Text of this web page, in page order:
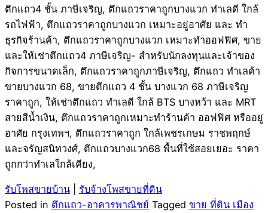
ตึกแถว4 ชั้น ภาษีเจริญ, ตึกแถวราคาถูกบางแวก ทำเลดี ใกล้
รถไฟฟ้า, ตึกแถวราคาถูกบางแวก เหมาะอยู่อาศัย และ ทำ
ธุรกิจร้านค้า, ตึกแถวราคาถูกบางแวก เหมาะทำออฟฟิศ, ขาย
และให้เช่าตึกแถว4 ภาษีเจริญ- สำหรับนักลงทุนและเจ้าของ
กิจการขนาดเล็ก, ตึกแถวราคาถูกภาษีเจริญ, ตึกแถว ทำเลค้า
ขายบางแวก 68, ขายตึกแถว 4 ชั้น บางแวก 68 ภาษีเจริญ
ราคาถูก, ให้เช่าตึกแถว ทำเลดี ใกล้ BTS บางหว้า และ MRT
สายสีน้ำเงิน, ตึกแถวราคาถูกเหมาะทำร้านค้า ออฟฟิศ หรืออยู่
อาศัย กรุงเทพฯ, ตึกแถวราคาถูก ใกล้เพชรเกษม ราชพฤกษ์
และจรัญสนิทวงศ์, ตึกแถวบางแวก68 พื้นที่ใช้สอยเยอะ ราคา
ถูกกว่าทำเลใกล้เคียง,
รับโพสขายบ้าน
รับจ้างโพสขายที่ดิน
Posted in ตึกแถว-อาคารพาณิชย์ Tagged ขาย ที่ดิน เมือง